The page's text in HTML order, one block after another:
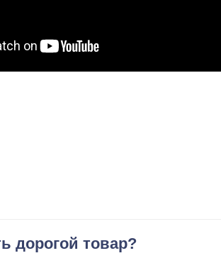
дорогой товар?